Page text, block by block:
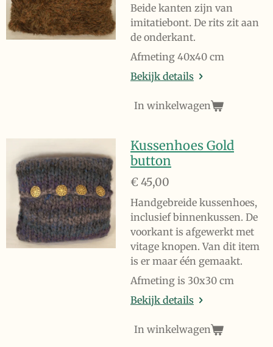
Beide kanten zijn van
imitatiebont. De rits zit aan
de onderkant.
Afmeting 40x40 cm
Bekijk details
In winkelwagen
Kussenhoes Gold
button
€ 45,00
Handgebreide kussenhoes,
inclusief binnenkussen. De
voorkant is afgewerkt met
vitage knopen. Van dit item
is er maar één gemaakt.
Afmeting is 30x30 cm
Bekijk details
In winkelwagen